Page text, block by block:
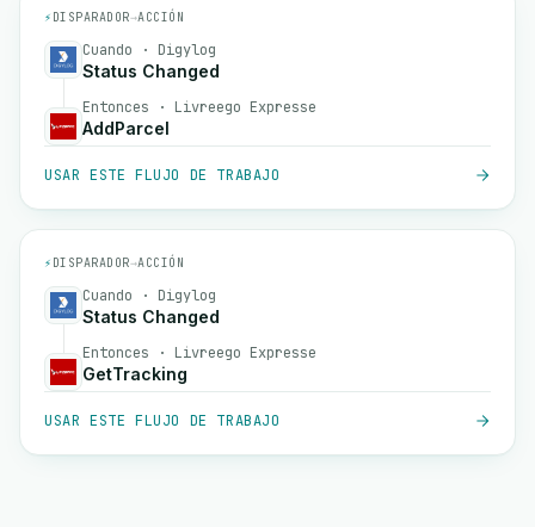
⚡ DISPARADOR→ACCIÓN
Cuando · Digylog
Status Changed
Entonces · Livreego Expresse
AddParcel
USAR ESTE FLUJO DE TRABAJO
⚡ DISPARADOR→ACCIÓN
Cuando · Digylog
Status Changed
Entonces · Livreego Expresse
GetTracking
USAR ESTE FLUJO DE TRABAJO